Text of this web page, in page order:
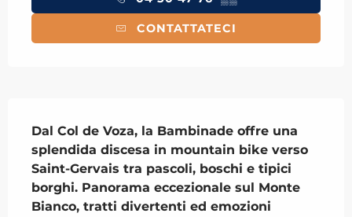
CONTATTATECI
Dal Col de Voza, la Bambinade offre una
splendida discesa in mountain bike verso
Saint-Gervais tra pascoli, boschi e tipici
borghi. Panorama eccezionale sul Monte
Bianco, tratti divertenti ed emozioni